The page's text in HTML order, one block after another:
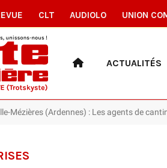
CLT AUDIOLO UNION
ACTUALITÉS
Mézières (Ardennes) : Les agents de